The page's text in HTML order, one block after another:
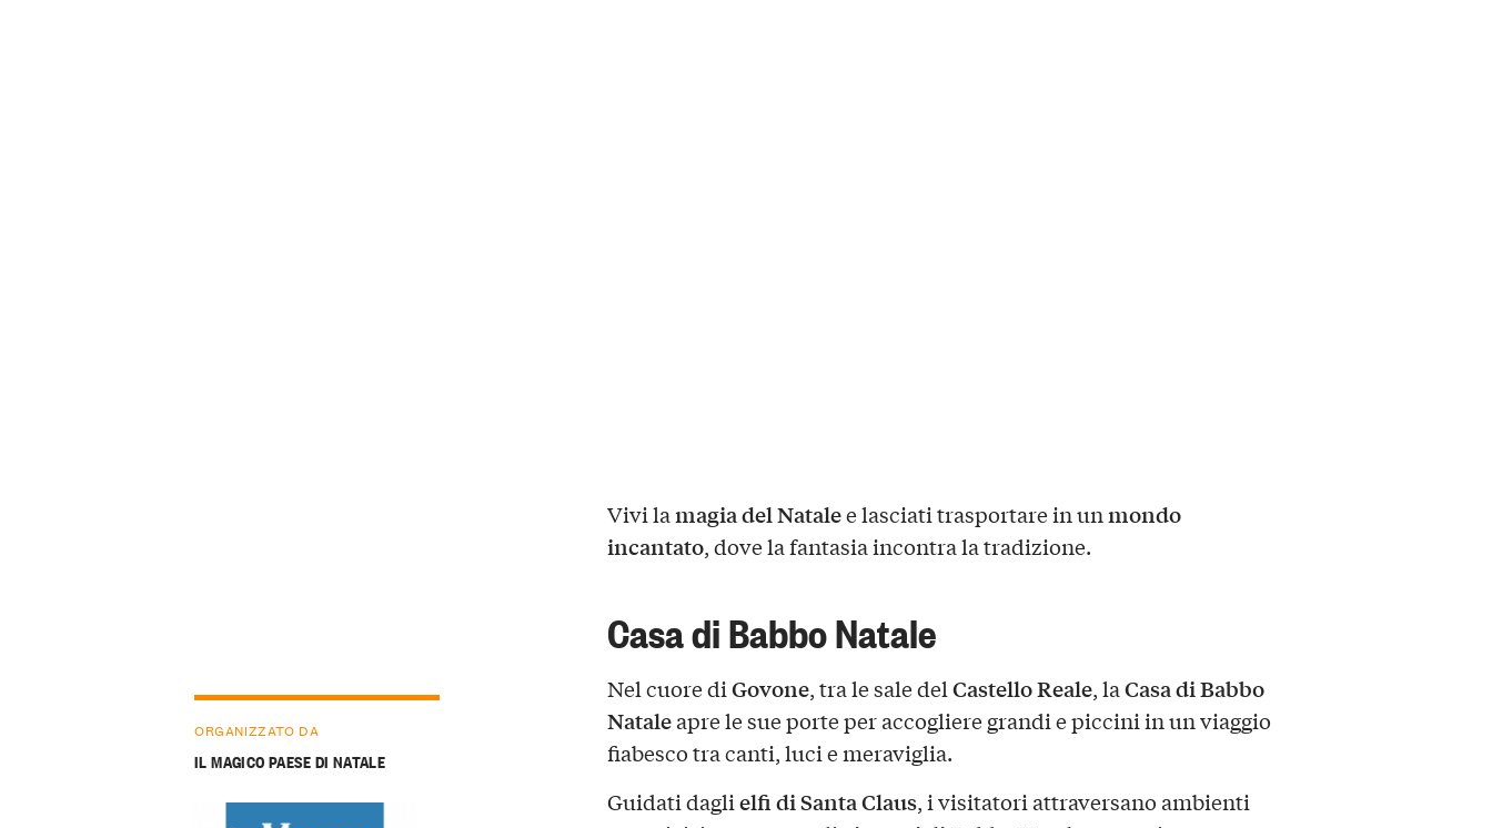
Vivi lamagia del Natalee lasciati trasportare in unmondo
incantato, dove la fantasia incontra la tradizione.
Casa di Babbo Natale
Nel cuore diGovone, tra le sale delCastello Reale, laCasa di Babbo
Nataleapre le sue porte per accogliere grandi e piccini in un viaggio
fiabesco tra canti, luci e meraviglia.
Guidati daglielfi di Santa Claus, i visitatori attraversano ambienti
ORGANIZZATO DA
IL MAGICO PAESE DI NATALE